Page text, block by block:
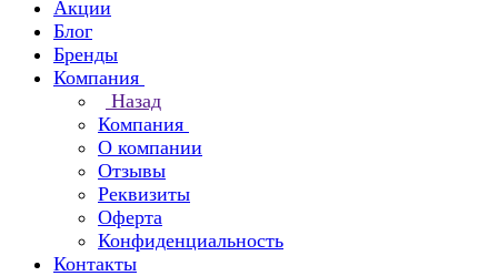
Акции
Блог
Бренды
Компания
Назад
Компания
О компании
Отзывы
Реквизиты
Оферта
Конфиденциальность
Контакты